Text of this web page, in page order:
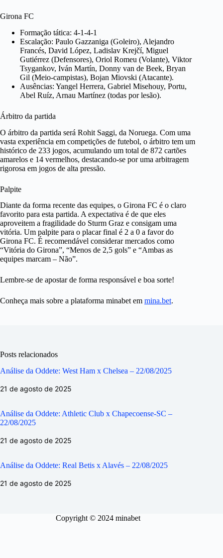
Girona FC
Formação tática: 4-1-4-1
Escalação: Paulo Gazzaniga (Goleiro), Alejandro
Francés, David López, Ladislav Krejčí, Miguel
Gutiérrez (Defensores), Oriol Romeu (Volante), Viktor
Tsygankov, Iván Martín, Donny van de Beek, Bryan
Gil (Meio-campistas), Bojan Miovski (Atacante).
Ausências: Yangel Herrera, Gabriel Misehouy, Portu,
Abel Ruíz, Arnau Martínez (todas por lesão).
Árbitro da partida
O árbitro da partida será Rohit Saggi, da Noruega. Com uma
vasta experiência em competições de futebol, o árbitro tem um
histórico de 233 jogos, acumulando um total de 872 cartões
amarelos e 14 vermelhos, destacando-se por uma arbitragem
rigorosa em jogos de alta pressão.
Palpite
Diante da forma recente das equipes, o Girona FC é o claro
favorito para esta partida. A expectativa é de que eles
aproveitem a fragilidade do Sturm Graz e consigam uma
vitória. Um palpite para o placar final é 2 a 0 a favor do
Girona FC. É recomendável considerar mercados como
“Vitória do Girona”, “Menos de 2,5 gols” e “Ambas as
equipes marcam – Não”.
Lembre-se de apostar de forma responsável e boa sorte!
Conheça mais sobre a plataforma minabet em mina.bet.
Posts relacionados
Análise da Oddete: West Ham x Chelsea – 22/08/2025
21 de agosto de 2025
Análise da Oddete: Athletic Club x Chapecoense-SC –
22/08/2025
21 de agosto de 2025
Análise da Oddete: Real Betis x Alavés – 22/08/2025
21 de agosto de 2025
Copyright © 2024 minabet